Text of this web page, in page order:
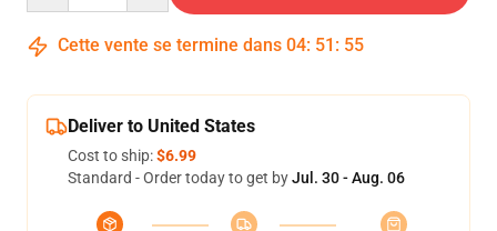
Cette vente se termine dans 04: 51 : 54
Deliver to United States
Cost to ship:$6.99
Standard - Order today to get byJul. 30 - Aug. 06